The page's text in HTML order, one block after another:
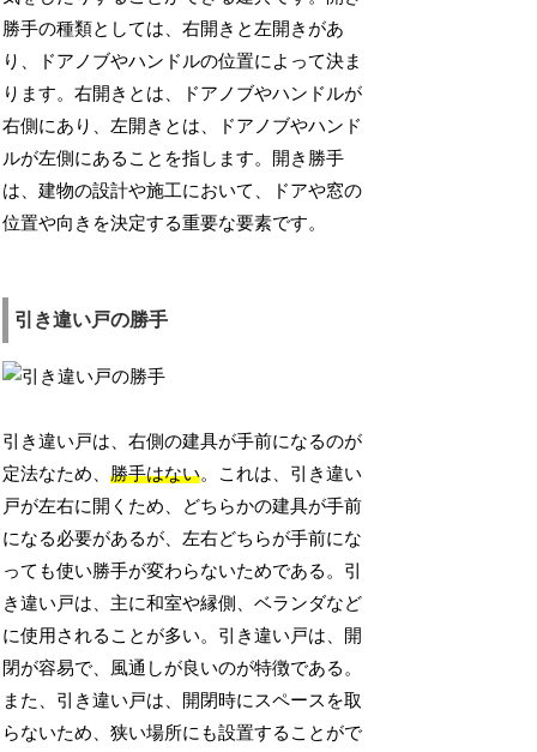
勝手の種類としては、右開きと左開きがあ
り、ドアノブやハンドルの位置によって決ま
ります。右開きとは、ドアノブやハンドルが
右側にあり、左開きとは、ドアノブやハンド
ルが左側にあることを指します。開き勝手
は、建物の設計や施工において、ドアや窓の
位置や向きを決定する重要な要素です。
引き違い戸の勝手
引き違い戸は、右側の建具が手前になるのが
定法なため、勝手はない。これは、引き違い
戸が左右に開くため、どちらかの建具が手前
になる必要があるが、左右どちらが手前にな
っても使い勝手が変わらないためである。引
き違い戸は、主に和室や縁側、ベランダなど
に使用されることが多い。引き違い戸は、開
閉が容易で、風通しが良いのが特徴である。
また、引き違い戸は、開閉時にスペースを取
らないため、狭い場所にも設置することがで